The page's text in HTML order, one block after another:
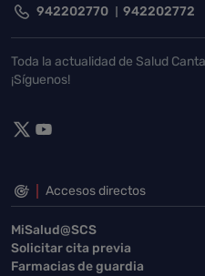
942202770 942202772
Toda la actualidad de Salud
¡Síguenos!
Accesos directos
MiSalud@SCS
Solicitar cita previa
Farmacias de guardia